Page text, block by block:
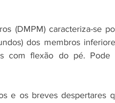
(DMPM) caracteriza-se
dos membros
com flexão do pé. Pode
e os breves despertares